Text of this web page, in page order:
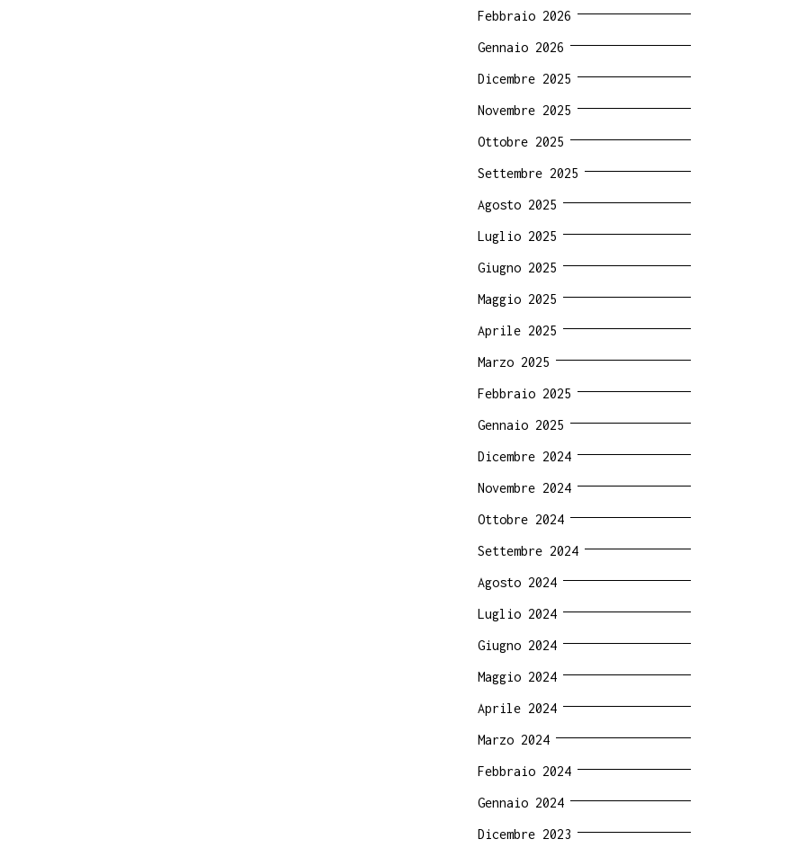
Febbraio 2026
Gennaio 2026
Dicembre 2025
Novembre 2025
Ottobre 2025
Settembre 2025
Agosto 2025
Luglio 2025
Giugno 2025
Maggio 2025
Aprile 2025
Marzo 2025
Febbraio 2025
Gennaio 2025
Dicembre 2024
Novembre 2024
Ottobre 2024
Settembre 2024
Agosto 2024
Luglio 2024
Giugno 2024
Maggio 2024
Aprile 2024
Marzo 2024
Febbraio 2024
Gennaio 2024
Dicembre 2023